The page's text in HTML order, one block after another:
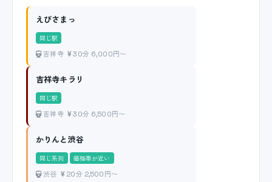
えびさまっ
同じ駅
吉祥寺 30分 6,000円〜
吉祥寺キラリ
同じ駅
吉祥寺 30分 6,500円〜
かりんと渋谷
同じ系列 価格帯が近い
渋谷 20分 2,500円〜